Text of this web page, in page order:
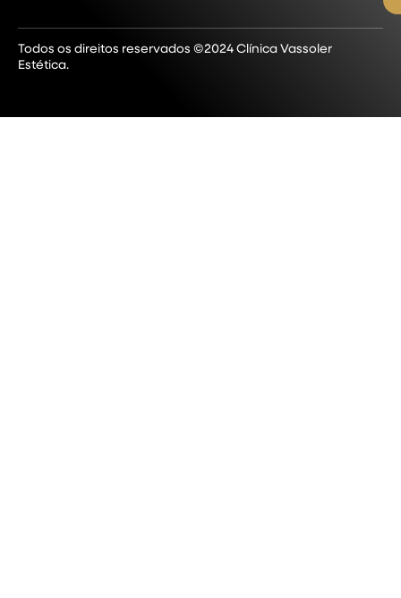
Todos os direitos reservados ©2024 Clínica Vassoler
Estética.